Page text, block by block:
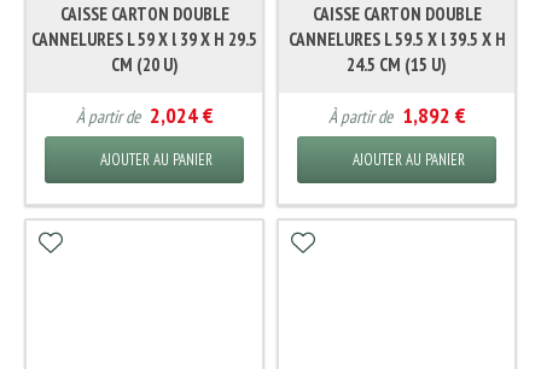
CAISSE CARTON DOUBLE
CANNELURES L 59 X l 39 X H 29.5
CM (20 U)
À partir de 2,024 €
AJOUTER AU PANIER
CAISSE CARTON DOUBLE
CANNELURES L 59.5 X l 39.5 X H
24.5 CM (15 U)
À partir de 1,892 €
AJOUTER AU PANIER